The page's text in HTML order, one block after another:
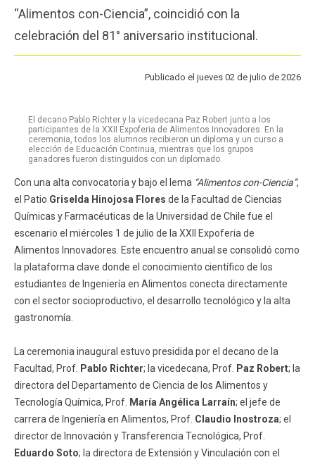
“Alimentos con-Ciencia”, coincidió con la
celebración del 81° aniversario institucional.
Publicado el jueves 02 de julio de 2026
El decano Pablo Richter y la vicedecana Paz Robert junto a los
participantes de la XXII Expoferia de Alimentos Innovadores. En la
ceremonia, todos los alumnos recibieron un diploma y un curso a
elección de Educación Continua, mientras que los grupos
ganadores fueron distinguidos con un diplomado.
Con una alta convocatoria y bajo el lema “Alimentos con-Ciencia”,
el Patio Griselda Hinojosa Flores de la Facultad de Ciencias
Químicas y Farmacéuticas de la Universidad de Chile fue el
escenario el miércoles 1 de julio de la XXII Expoferia de
Alimentos Innovadores. Este encuentro anual se consolidó como
la plataforma clave donde el conocimiento científico de los
estudiantes de Ingeniería en Alimentos conecta directamente
con el sector socioproductivo, el desarrollo tecnológico y la alta
gastronomía.
La ceremonia inaugural estuvo presidida por el decano de la
Facultad, Prof. Pablo Richter; la vicedecana, Prof. Paz Robert; la
directora del Departamento de Ciencia de los Alimentos y
Tecnología Química, Prof. María Angélica Larraín; el jefe de
carrera de Ingeniería en Alimentos, Prof. Claudio Inostroza; el
director de Innovación y Transferencia Tecnológica, Prof.
Eduardo Soto; la directora de Extensión y Vinculación con el